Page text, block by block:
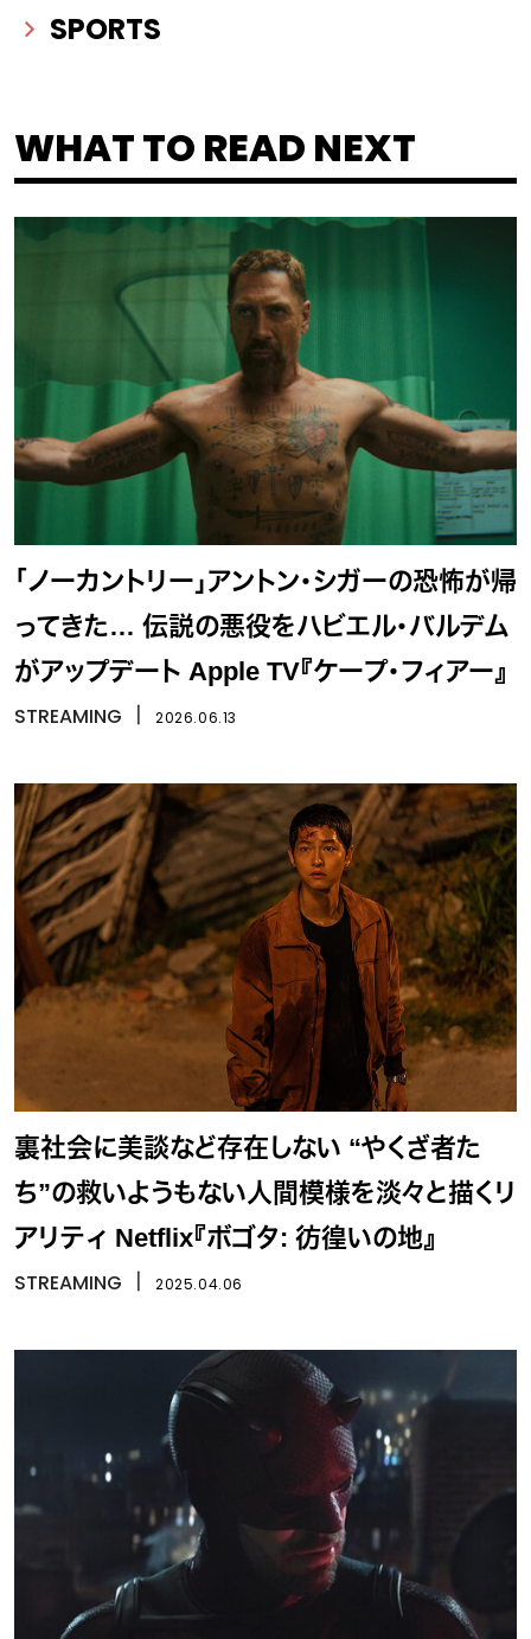
SPORTS
WHAT TO READ NEXT
「ノーカントリー」アントン・シガーの恐怖が帰
ってきた… 伝説の悪役をハビエル・バルデム
がアップデート Apple TV『ケープ・フィアー』
STREAMING 2026.06.13
裏社会に美談など存在しない “やくざ者た
ち”の救いようもない人間模様を淡々と描くリ
アリティ Netflix『ボゴタ: 彷徨いの地』
STREAMING 2025.04.06